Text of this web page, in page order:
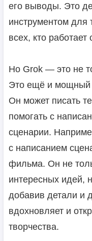
его выводы. Это
инструментом для
всех, кто
Но Grok — это не
Это ещё и мощный
Он может писать
помогать с
сценарии.
с написанием
фильма. Он не
интересных идей,
добавив детали и
вдохновляет и
творчества.